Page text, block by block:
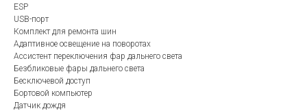
ESP
USB-порт
Комплект для ремонта шин
Адаптивное освещение на поворотах
Ассистент переключения фар дальнего света
Безбликовые фары дальнего света
Бесключевой доступ
Бортовой компьютер
Датчик дождя